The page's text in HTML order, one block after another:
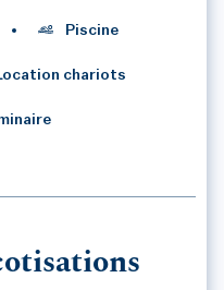
Piscine
chariots